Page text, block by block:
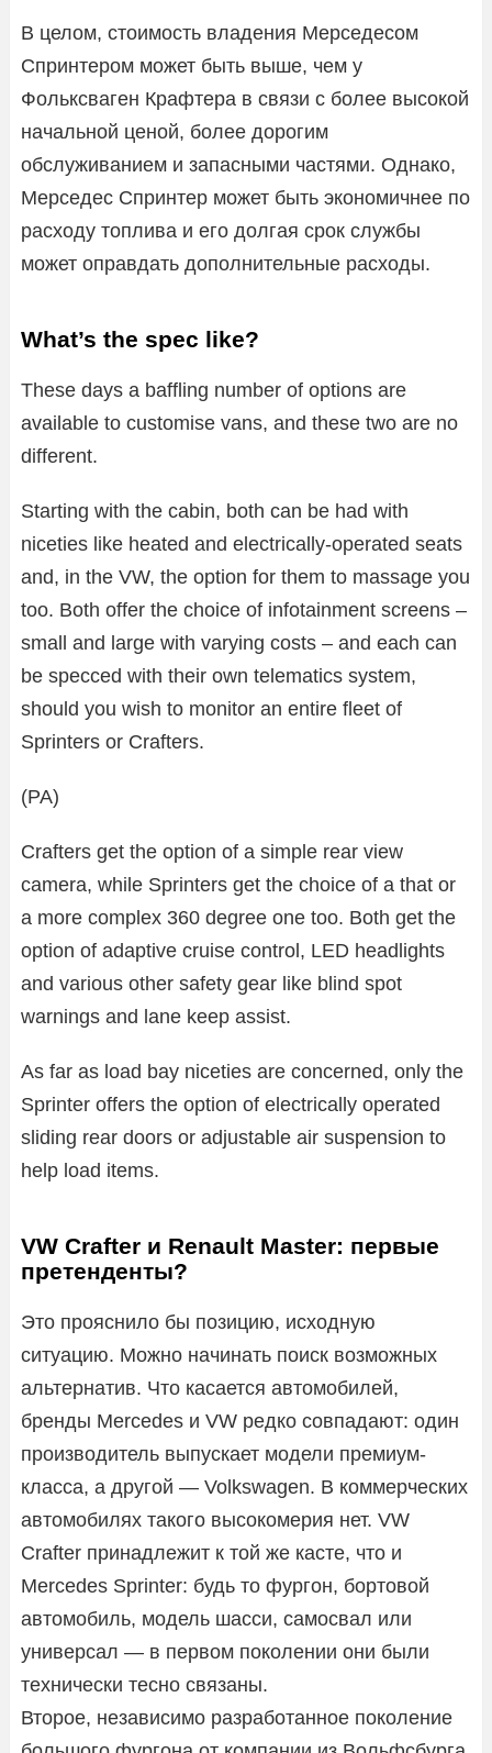
В целом, стоимость владения Мерседесом
Спринтером может быть выше, чем у
Фольксваген Крафтера в связи с более высокой
начальной ценой, более дорогим
обслуживанием и запасными частями. Однако,
Мерседес Спринтер может быть экономичнее по
расходу топлива и его долгая срок службы
может оправдать дополнительные расходы.
What’s the spec like?
These days a baffling number of options are
available to customise vans, and these two are no
different.
Starting with the cabin, both can be had with
niceties like heated and electrically-operated seats
and, in the VW, the option for them to massage you
too. Both offer the choice of infotainment screens –
small and large with varying costs – and each can
be specced with their own telematics system,
should you wish to monitor an entire fleet of
Sprinters or Crafters.
(PA)
Crafters get the option of a simple rear view
camera, while Sprinters get the choice of a that or
a more complex 360 degree one too. Both get the
option of adaptive cruise control, LED headlights
and various other safety gear like blind spot
warnings and lane keep assist.
As far as load bay niceties are concerned, only the
Sprinter offers the option of electrically operated
sliding rear doors or adjustable air suspension to
help load items.
VW Crafter и Renault Master: первые
претенденты?
Это прояснило бы позицию, исходную
ситуацию. Можно начинать поиск возможных
альтернатив. Что касается автомобилей,
бренды Mercedes и VW редко совпадают: один
производитель выпускает модели премиум-
класса, а другой — Volkswagen. В коммерческих
автомобилях такого высокомерия нет. VW
Crafter принадлежит к той же касте, что и
Mercedes Sprinter: будь то фургон, бортовой
автомобиль, модель шасси, самосвал или
универсал — в первом поколении они были
технически тесно связаны.
Второе, независимо разработанное поколение